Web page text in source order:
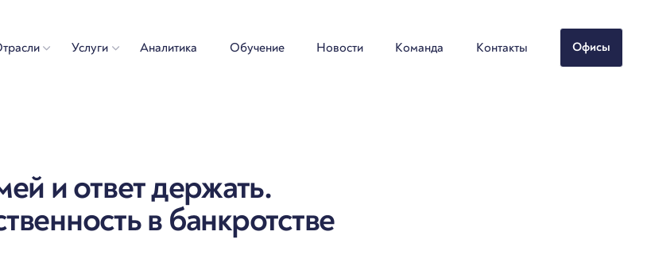
Услуги Аналитика Обучение Новости Команда Контакты Офисы
и ответ держать.
в банкротстве